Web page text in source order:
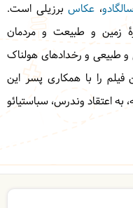
، عکاس برزیلی است.
زمین و طبیعت و مردمان
و طبیعی و رخدادهای هولناک
را با همکاری پسر این
به اعتقاد وندرس، سباستیائو